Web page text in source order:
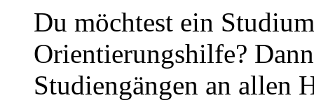
Du möchtest ein
Orientierungshilfe?
Studiengängen an allen